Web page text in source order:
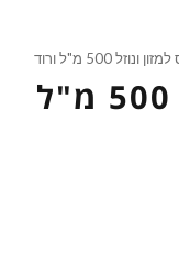
ונוזל 500 מ"ל ורוד
תרמוס למזון ונוזל 500 מ"ל